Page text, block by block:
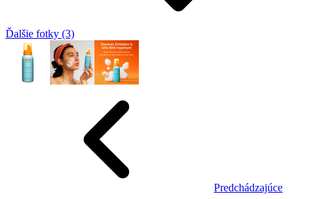
Ďalšie fotky (3)
Predchádzajúce